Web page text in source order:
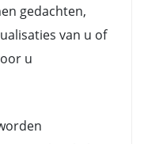
gedachten,
van u of
u